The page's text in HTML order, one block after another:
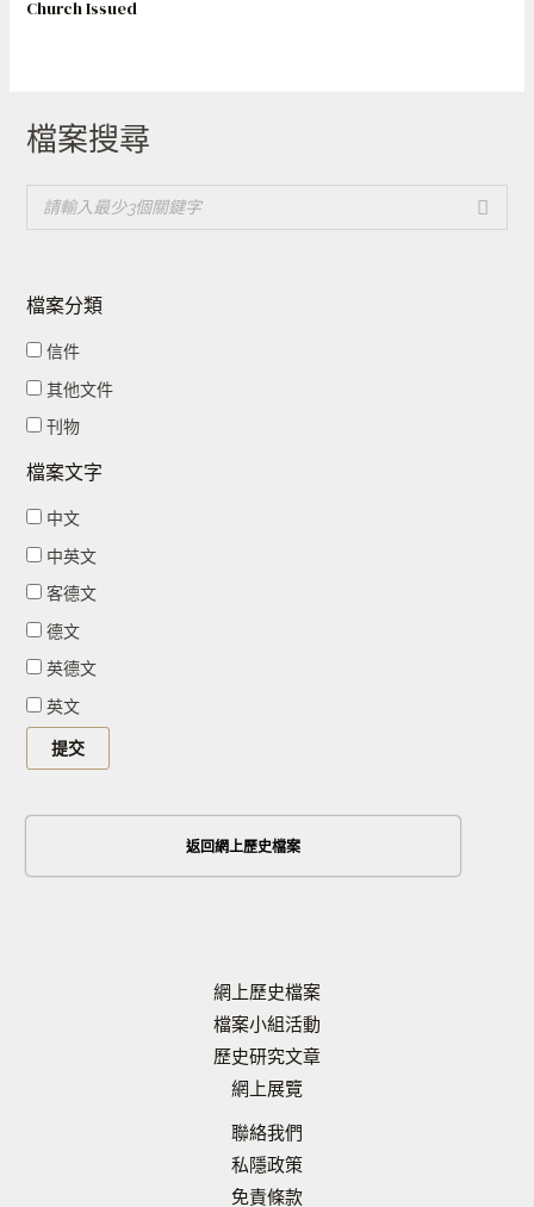
Church Issued
檔案搜尋
檔案分類
信件
其他文件
刊物
檔案文字
中文
中英文
客德文
德文
英德文
英文
返回網上歷史檔案
網上歷史檔案
檔案小組活動
歷史研究文章
網上展覽
聯絡我們
私隱政策
免責條款